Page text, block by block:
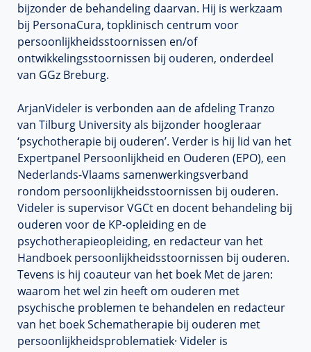
bijzonder de behandeling daarvan. Hij is werkzaam
bij PersonaCura, topklinisch centrum voor
persoonlijkheidsstoornissen en/of
ontwikkelingsstoornissen bij ouderen, onderdeel
van GGz Breburg.
ArjanVideler is verbonden aan de afdeling Tranzo
van Tilburg University als bijzonder hoogleraar
‘psychotherapie bij ouderen’. Verder is hij lid van het
Expertpanel Persoonlijkheid en Ouderen (EPO), een
Nederlands-Vlaams samenwerkingsverband
rondom persoonlijkheidsstoornissen bij ouderen.
Videler is supervisor VGCt en docent behandeling bij
ouderen voor de KP-opleiding en de
psychotherapieopleiding, en redacteur van het
Handboek persoonlijkheidsstoornissen bij ouderen.
Tevens is hij coauteur van het boek Met de jaren:
waarom het wel zin heeft om ouderen met
psychische problemen te behandelen en redacteur
van het boek Schematherapie bij ouderen met
persoonlijkheidsproblematiek· Videler is